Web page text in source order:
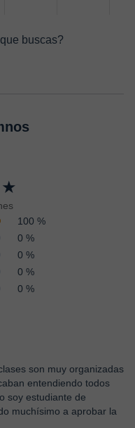
buscas?
100 %
0 %
0 %
0 %
0 %
son muy organizadas
entendiendo todos
soy estudiante de
muchísimo a aprobar la